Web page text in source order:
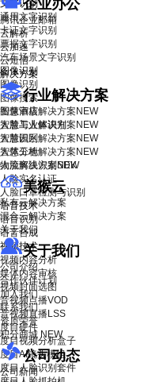
企业办公
腾讯企业邮箱
云解析
云加速
云短信
解决方案
行业解决方案
智慧酒店解决方案 NEW
智慧工业解决方案 NEW
智慧园区解决方案 NEW
智慧工地解决方案 NEW
物流解决方案NEW
美猴云
私有云解决方案
混合云解决方案
关于我们
关于我们
公司介绍
合作伙伴计划
加入我们
联系我们
资质荣誉
积分商城 NEW
公司动态
公司新闻
文字识别
通用文字识别
卡证文字识别
票据文字识别
汽车场景文字识别
图像识别
图像识别
图像搜索
图像审核
人脸与人体识别
人脸识别
人体分析
人脸离线识别SDK
人脸实名认证
人脸口罩检测与识别
语音技术
语音识别
语音合成
视频技术
视频内容分析
媒体内容审核
视频封面选图
音视频点播VOD
音视频直播LSS
度目硬件
度目视频分析盒子
度目AI镜头模组
度目人脸识别套件